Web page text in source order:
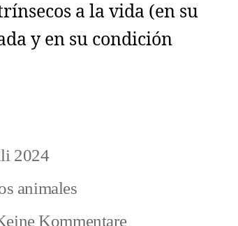
a la vida (en su
y en su condición
2024
animales
Kommentarezu